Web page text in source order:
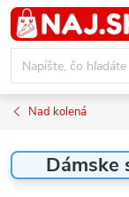
Prejsť
na
obsah
Nad kolená
Dámske